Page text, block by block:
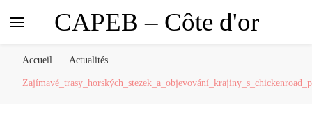
CAPEB – Côte d'or
Accueil Actualités